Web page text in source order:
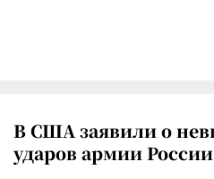
В США заявили о
ударов армии России